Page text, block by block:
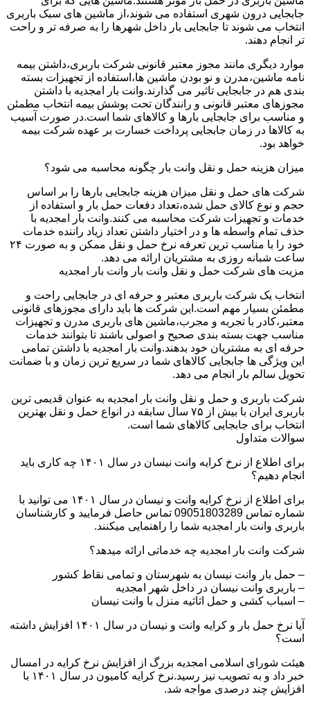
جابجایی درون شهری استفاده می شوند،از ماشین های سبک باربری
انتخاب می شوند تا جابجایی بار داخل شهرها را به صرفه تر و راحت
تر انجام دهند.
موارد دیگری مانند مجوز معتبر قانونی شرکت باربری،داشتن بیمه
نامه ماشین،مدرن و نو بودن ماشین ها،استفاده از تجهیزات بسته
بندی هم در جابجایی تاثیر می گذارند.وانت بار امجدیه با داشتن
مجوزهای معتبر قانونی و رانندگان تحت پوشش بیمه انتخاب مطمئن
و مناسب برای جابجایی بارها و کالاهای شما است.در صورت آسیب
به کالاها در زمان جابجایی پرداخت خسارت بر عهده شرکت بیمه
خواهد بود.
میزان هزینه حمل و نقل وانت بار چگونه محاسبه می شود؟
شرکت های حمل و نقل میزان هزینه جابجایی بارها را بر اساس
حجم و نوع کالای حمل شده،تعداد دفعات حمل بار و استفاده از
خدمات و تجهیزات شرکت محاسبه می کنند.وانت بار امجدیه با
حذف تمام واسطه ها و در اختیار داشتن تعداد زیاد راننده خدمات
خود را با مناسب ترین تعرفه نرخ حمل و نقل ممکن و به صورت ۲۴
ساعت شبانه روزی به مشتریان ارائه می دهد.
مزیت های شرکت حمل و نقل وانت بار وانت بار امجدیه
انتخاب یک شرکت باربری معتبر و حرفه ای در جابجایی راحت و
مطمئن بسیار مهم است.این شرکت ها باید دارای مجوزهای قانونی
معتبر،کادر با تجربه و مجرب،ماشین های باربری مدرن و تجهیزات
مناسب جهت بسته بندی صحیح و اصولی باشند تا بتوانند خدمات
حرفه ای به مشتریان خود بدهند.وانت بار امجدیه با داشتن تمامی
این ویژگی ها جابجایی کالاهای شما در سریع ترین زمان و با ضمانت
تحویل سالم بار انجام می دهد.
شرکت باربری و حمل و نقل وانت بار امجدیه به عنوان قدیمی ترین
باربری ایران با بیش از ۷۵ سال سابقه در انواع حمل و نقل بهترین
انتخاب برای جابجایی کالاهای شما است.
سوالات متداول
برای اطلاع از نرخ کرایه وانت نیسان در سال ۱۴۰۱ چه کاری باید
انجام دهیم؟
برای اطلاع از نرخ کرایه وانت و نیسان در سال ۱۴۰۱ می توانید با
شماره تماس 09051803289 تماس حاصل فرمایید و کارشناسان
باربری وانت بار امجدیه شما را راهنمایی میکنند.
شرکت وانت بار امجدیه چه خدماتی ارائه میدهد؟
– حمل بار وانت نیسان به شهرستان و تمامی نقاط کشور
– باربری وانت نیسان در داخل شهر امجدیه
– اسباب کشی و حمل اثاثیه منزل با وانت نیسان
آیا نرخ حمل بار و کرایه وانت و نیسان در سال ۱۴۰۱ افزایش داشته
است؟
هیئت شورای اسلامی امجدیه بزرگ از افزایش نرخ کرایه در امسال
خبر داد و به تصویب نیز رسید.نرخ کرایه کامیون در سال ۱۴۰۱ با
افزایش چند درصدی مواجه شد.